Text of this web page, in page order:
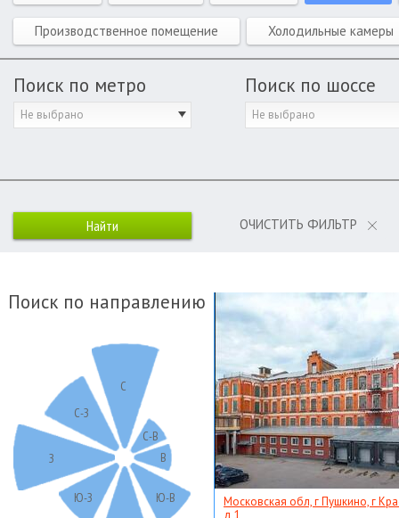
Производственное помещение Холодильные камеры
Поиск по метро
Не выбрано
Поиск по шоссе
Не выбрано
ОЧИСТИТЬ ФИЛЬТР
Поиск по направлению
С
С-В
В
Ю-В
Ю-З
З
С-З
Московская обл, г Пушкино, г
д 1